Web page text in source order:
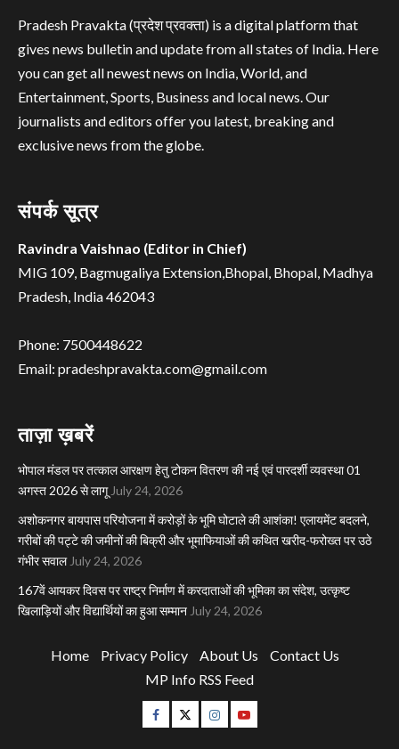
Pradesh Pravakta (प्रदेश प्रवक्ता) is a digital platform that
gives news bulletin and update from all states of India. Here
you can get all newest news on India, World, and
Entertainment, Sports, Business and local news. Our
journalists and editors offer you latest, breaking and
exclusive news from the globe.
संपर्क सूत्र
Ravindra Vaishnao (Editor in Chief)
MIG 109, Bagmugaliya Extension,Bhopal, Bhopal, Madhya
Pradesh, India 462043
Phone: 7500448622
Email: pradeshpravakta.com@gmail.com
ताज़ा ख़बरें
भोपाल मंडल पर तत्काल आरक्षण हेतु टोकन वितरण की नई एवं पारदर्शी व्यवस्था 01
अगस्त 2026 से लागू July 24, 2026
अशोकनगर बायपास परियोजना में करोड़ों के भूमि घोटाले की आशंका! एलायमेंट बदलने,
गरीबों की पट्टे की जमीनों की बिक्री और भूमाफियाओं की कथित खरीद-फरोख्त पर उठे
गंभीर सवाल July 24, 2026
167वें आयकर दिवस पर राष्ट्र निर्माण में करदाताओं की भूमिका का संदेश, उत्कृष्ट
खिलाड़ियों और विद्यार्थियों का हुआ सम्मान July 24, 2026
Home Privacy Policy About Us
Contact Us
MP Info RSS Feed
Facebook
TwitterInstagram
Youtube